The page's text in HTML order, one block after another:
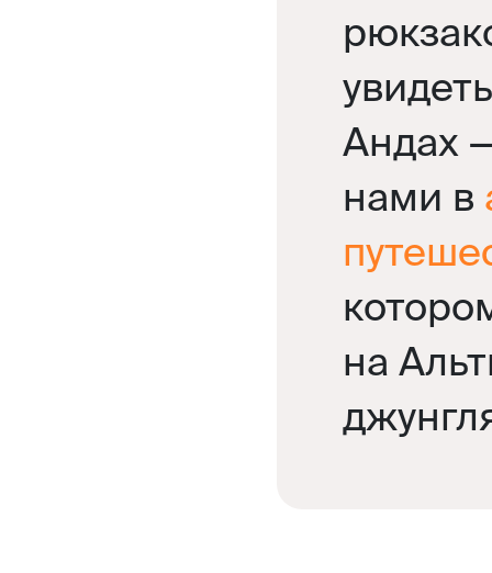
Андах
нами в
на